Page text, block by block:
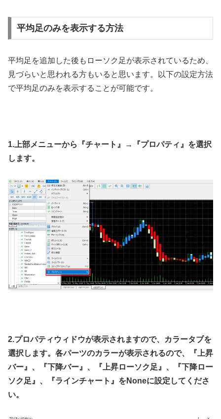
平均足のみを表示する方法
平均足を追加した後もローソク足が表示されているため、
見づらいと思われる方もいると思います。以下の設定方法
で平均足のみを表示することが可能です。
1.上部メニューから『チャート』→『プロパティ』を選択
します。
2.プロパティウィドウが表示されますので、カラータブを
選択します。各パーツのカラーが表示されるので、『上昇
バー』、『下降バー』、『上昇ローソク足』、『下降ロー
ソク足』、『ラインチャート』をNoneに設定してくださ
い。